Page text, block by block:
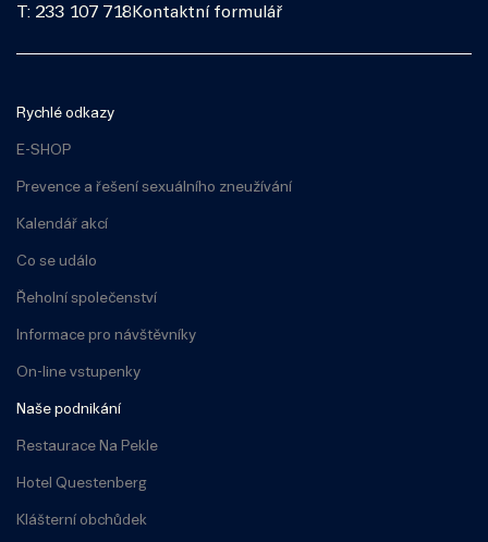
T: 233 107 718 Kontaktní formulář
Rychlé odkazy
E-SHOP
Prevence a řešení sexuálního zneužívání
Kalendář akcí
Co se událo
Řeholní společenství
Informace pro návštěvníky
On-line vstupenky
Naše podnikání
Restaurace Na Pekle
Hotel Questenberg
Klášterní obchůdek